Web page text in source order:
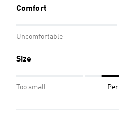
Comfort
Uncomfortable
Size
Too small